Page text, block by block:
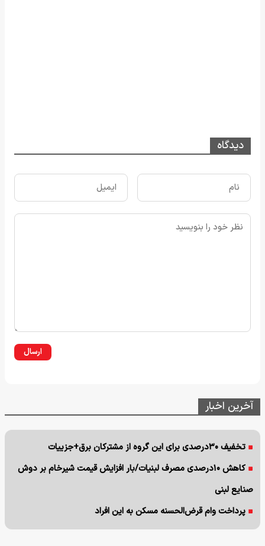
دیدگاه
ارسال
آخرین اخبار
تخفیف ۳۰درصدی برای این گروه از مشترکان برق+جزییات
کاهش ۱۰درصدی مصرف لبنیات/بار افزایش قیمت شیرخام بر دوش
صنایع لبنی
پرداخت وام قرض‌الحسنه مسکن به این افراد